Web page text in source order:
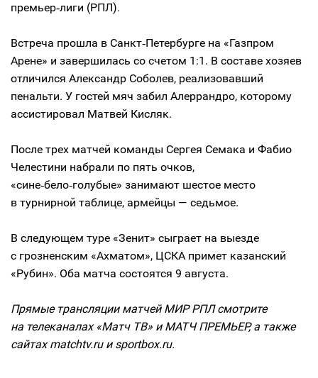
премьер‑лиги (РПЛ).
Встреча прошла в Санкт‑Петербурге на «Газпром
Арене» и завершилась со счетом 1:1. В составе хозяев
отличился Александр Соболев, реализовавший
пенальти. У гостей мяч забил Алеррандро, которому
ассистировал Матвей Кисляк.
После трех матчей команды Сергея Семака и Фабио
Челестини набрали по пять очков,
«сине‑бело‑голубые» занимают шестое место
в турнирной таблице, армейцы — седьмое.
В следующем туре «Зенит» сыграет на выезде
с грозненским «Ахматом», ЦСКА примет казанский
«Рубин». Оба матча состоятся 9 августа.
Прямые трансляции матчей МИР РПЛ смотрите
на телеканалах «Матч ТВ» и МАТЧ ПРЕМЬЕР, а также
сайтах matchtv.ru и sportbox.ru.